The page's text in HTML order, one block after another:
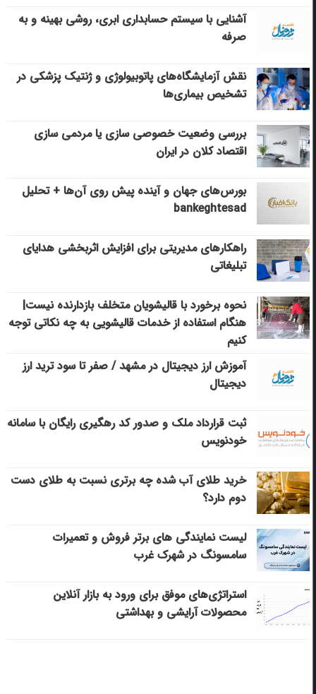
آشنایی با سیستم حسابداری ابری، روشی بهینه و به
صرفه
نقش آزمایشگاه‌های پاتوبیولوژی و ژنتیک پزشکی در
تشخیص بیماری‌ها
بررسی وضعیت خصوصی سازی یا مردمی سازی
اقتصاد کلان در ایران
بورس‌های جهان و آینده پیش روی آن‌ها + تحلیل
bankeghtesad
راهکارهای مدیریتی برای افزایش اثربخشی هدایای
تبلیغاتی
نحوه برخورد با قالیشویان متخلف بازدارنده نیست|
هنگام استفاده از خدمات قالیشویی به چه نکاتی توجه
کنیم
آموزش ارز دیجیتال در مشهد / صفر تا سود ترید ارز
دیجیتال
ثبت قرارداد ملک و صدور کد رهگیری رایگان با سامانه
خودنویس
خرید طلای آب شده چه برتری نسبت به طلای دست
دوم دارد؟
لیست نمایندگی های برتر فروش و تعمیرات
سامسونگ در شهرک غرب
استراتژی‌های موفق برای ورود به بازار آنلاین
محصولات آرایشی و بهداشتی